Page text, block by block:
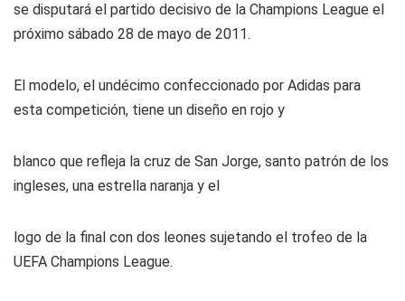
se disputará el partido decisivo de la Champions League el
próximo sábado 28 de mayo de 2011.
El modelo, el undécimo confeccionado por Adidas para
esta competición, tiene un diseño en rojo y
blanco que refleja la cruz de San Jorge, santo patrón de los
ingleses, una estrella naranja y el
logo de la final con dos leones sujetando el trofeo de la
UEFA Champions League.